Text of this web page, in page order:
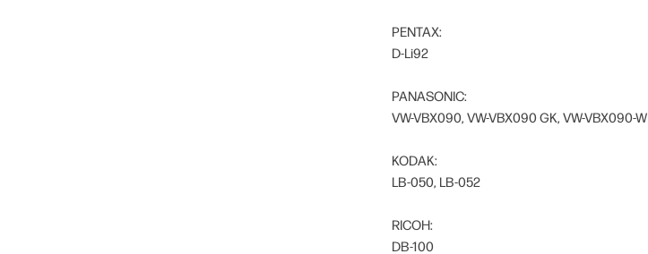
PENTAX:
D-Li92
PANASONIC:
VW-VBX090, VW-VBX090 GK, VW-VBX090-W
KODAK:
LB-050, LB-052
RICOH:
DB-100